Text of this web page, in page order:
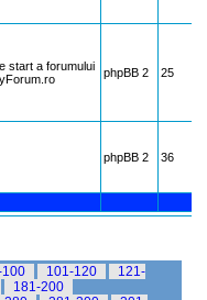
start a forumului
phpBB 2 25
phpBB 2 36
101-120
121-
181-200